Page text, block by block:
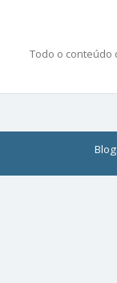
Todo o